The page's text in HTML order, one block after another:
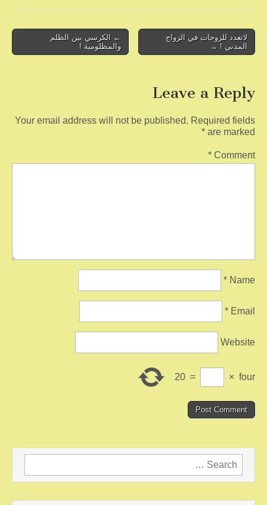
o
k
Post
navigation
← الكرسي بين الظلم
والمظلومية !
لاتعدد للزوجات في الزواج
المدني ! →
Leave a Reply
Your email address will not be published. Required fields
are marked
*
Comment
*
Name
*
Email
*
Website
four
×
=
20
Search
for: